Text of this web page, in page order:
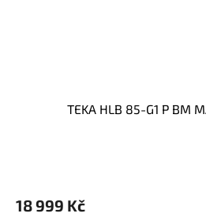
TEKA HLB 85-G1 P BM
18 999 Kč